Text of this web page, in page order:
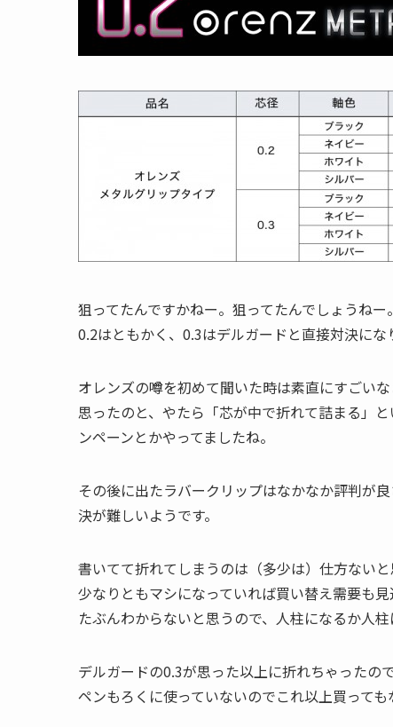
狙ってたんですかねー。狙ってたんでしょうねー。
0.2はともかく、0.3はデルガードと直接対決にな
オレンズの噂を初めて聞いた時は素直にすごい
思ったのと、やたら「芯が中で折れて詰まる」
ンペーンとかやってましたね。
その後に出たラバークリップはなかなか評判が
決が難しいようです。
書いてて折れてしまうのは（多少は）仕方ない
少なりともマシになっていれば買い替え需要も
たぶんわからないと思うので、人柱になるか人柱
デルガードの0.3が思った以上に折れちゃったの
ペンもろくに使っていないのでこれ以上買って